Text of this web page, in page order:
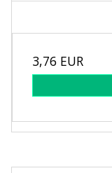
3,76 EUR